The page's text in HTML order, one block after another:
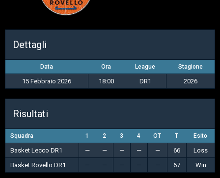
Dettagli
Data Ora League Stagione
15 Febbraio 2026 18:00 DR1 2026
Risultati
Squadra 1 2 3 4 OT T Esito
Basket Lecco DR1 — — — — — 66
Loss
Basket Rovello DR1
— — — — — 67 Win